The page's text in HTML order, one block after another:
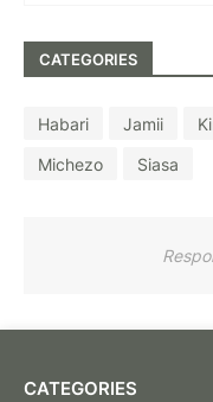
CATEGORIES
Habari Jamii
Michezo
Siasa
CATEGORIES